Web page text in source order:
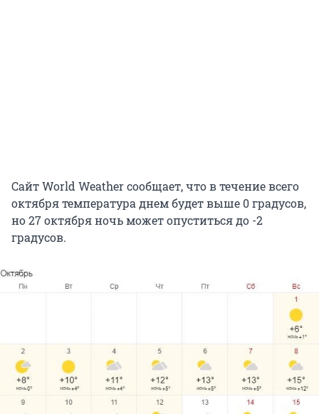
Сайт World Weather сообщает, что в течение всего
октября температура днем будет выше 0 градусов,
но 27 октября ночь может опуститься до -2
градусов.